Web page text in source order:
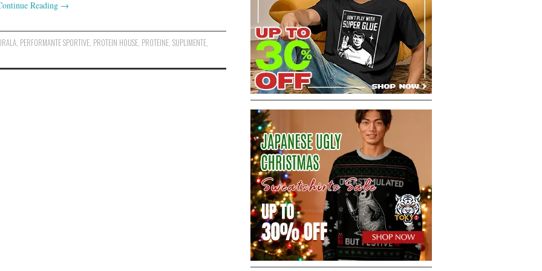
Reading →
, PERFORMANTE SPORTIVE, PROTEIN HOUSE, PROTEINE,SUPLIMENTE,